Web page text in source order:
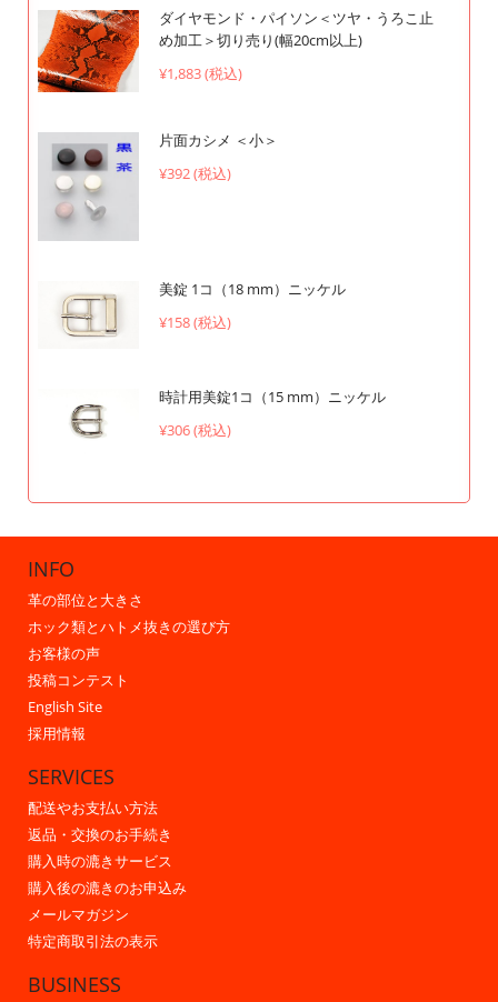
ダイヤモンド・パイソン＜ツヤ・うろこ止
め加工＞切り売り(幅20cm以上)
¥1,883 (税込)
片面カシメ ＜小＞
¥392 (税込)
美錠 1コ（18 mm）ニッケル
¥158 (税込)
時計用美錠1コ（15 mm）ニッケル
¥306 (税込)
INFO
革の部位と大きさ
ホック類とハトメ抜きの選び方
お客様の声
投稿コンテスト
English Site
採用情報
SERVICES
配送やお支払い方法
返品・交換のお手続き
購入時の漉きサービス
購入後の漉きのお申込み
メールマガジン
特定商取引法の表示
BUSINESS